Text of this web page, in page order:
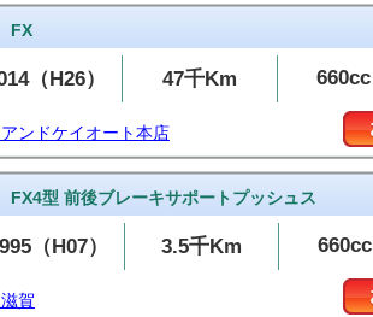
FX
（H26） 47千Km 660cc
アンドケイオート本店
FX4型 前後ブレーキサポートプッシュス
（H07） 3.5千Km 660cc
賀